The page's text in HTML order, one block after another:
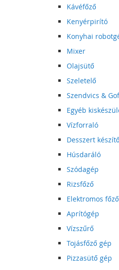
Kávéfőző
Kenyérpirító
Konyhai
Mixer
Olajsütő
Szeletelő
Szendvics &
Egyéb
Vízforraló
Desszert készítő
Húsdaráló
Szódagép
Rizsfőző
Elektromos
Aprítógép
Vízszűrő
Tojásfőző gép
Pizzasütő gép